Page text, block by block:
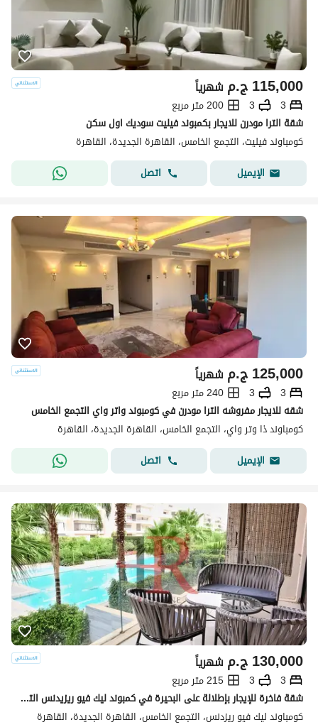
ج.م115,000 شهرياً
3
3
200 متر مربع
شقة الترا مودرن للايجار بكمبوند فيليت سوديك اول سكن
كومباوند فيليت، التجمع الخامس، القاهرة الجديدة، القاهرة
الإيميل
اتصل
ج.م125,000 شهرياً
3
3
240 متر مربع
شقه للايجار مفروشه الترا مودرن في كومبوند واتر واي التجمع الخامس
كومباوند ذا وتر واي، التجمع الخامس، القاهرة الجديدة، القاهرة
الإيميل
اتصل
ج.م130,000 شهرياً
3
3
215 متر مربع
شقة فاخرة للإيجار بإطلالة على البحيرة في كمبوند ليك فيو ريزيدنس التجمع الخامس
كومباوند ليك فيو ريزدنس، التجمع الخامس، القاهرة الجديدة، القاهرة